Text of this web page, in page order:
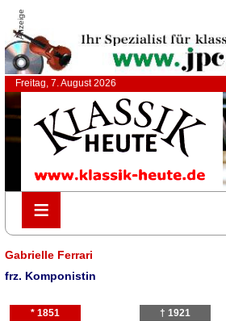
Anzeige
Freitag, 7. August 2026
≡
≡
Gabrielle Ferrari
frz. Komponistin
* 1851 † 1921